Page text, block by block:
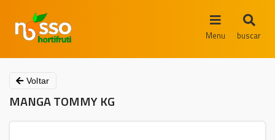
Menu buscar
Voltar
MANGA TOMMY KG